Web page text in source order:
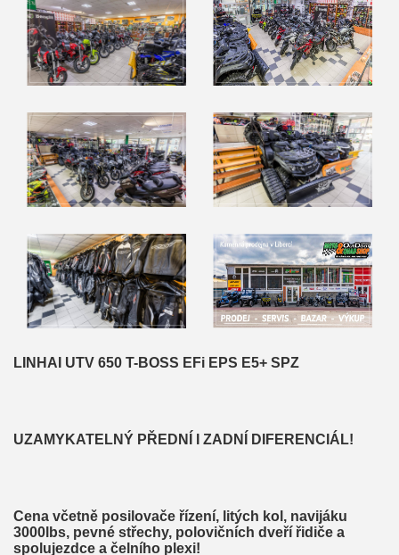
LINHAI UTV 650 T-BOSS EFi EPS E5+ SPZ
UZAMYKATELNÝ PŘEDNÍ I ZADNÍ DIFERENCIÁL!
Cena včetně posilovače řízení, litých kol, navijáku
3000lbs, pevné střechy, polovičních dveří řidiče a
spolujezdce a čelního plexi!